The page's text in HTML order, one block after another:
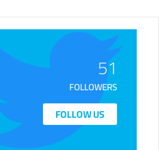
51
FOLLOWERS
FOLLOW US